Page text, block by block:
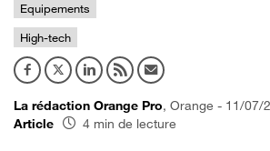
Equipements
High-tech
La rédaction Orange Pro, Orange - 11/07/
Article
4 min de lecture